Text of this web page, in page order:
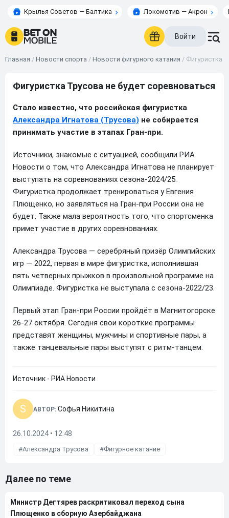
Крылья Советов — Балтика Локомотив — Акрон
Войти
Главная / Новости спорта / Новости фигурного катания / Фигуристка
Фигуристка Трусова не будет соревноваться
Стало известно, что российская фигуристка
Александра Игнатова (Трусова) не собирается
принимать участие в этапах Гран-при.
Источники, знакомые с ситуацией, сообщили РИА
Новости о том, что Александра Игнатова не планирует
выступать на соревнованиях сезона-2024/25.
Фигуристка продолжает тренироваться у Евгения
Плющенко, но заявляться на Гран-при России она не
будет. Также мала вероятность того, что спортсменка
примет участие в других соревнованиях.
Александра Трусова — серебряный призёр Олимпийских
игр — 2022, первая в мире фигуристка, исполнившая
пять четверных прыжков в произвольной программе на
Олимпиаде. Фигуристка не выступала с сезона-2022/23.
Первый этап Гран-при России пройдёт в Магнитогорске
26-27 октября. Сегодня свои короткие программы
представят женщины, мужчины и спортивные пары, а
также танцевальные пары выступят с ритм-танцем.
Источник - РИА Новости
S АВТОР: Софья Никитина
26.10.2024 • 12:48
Александра Трусова Фигурное катание
Далее по теме
Министр Дегтярев раскритиковал переход сына
Плющенко в сборную Азербайджана